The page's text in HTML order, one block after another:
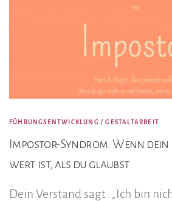
FÜHRUNGSENTWICKLUNG /GESTALTARBEIT
Impostor-Syndrom: Wenn dein
wert ist, als du glaubst
Dein Verstand sagt: „Ich bin